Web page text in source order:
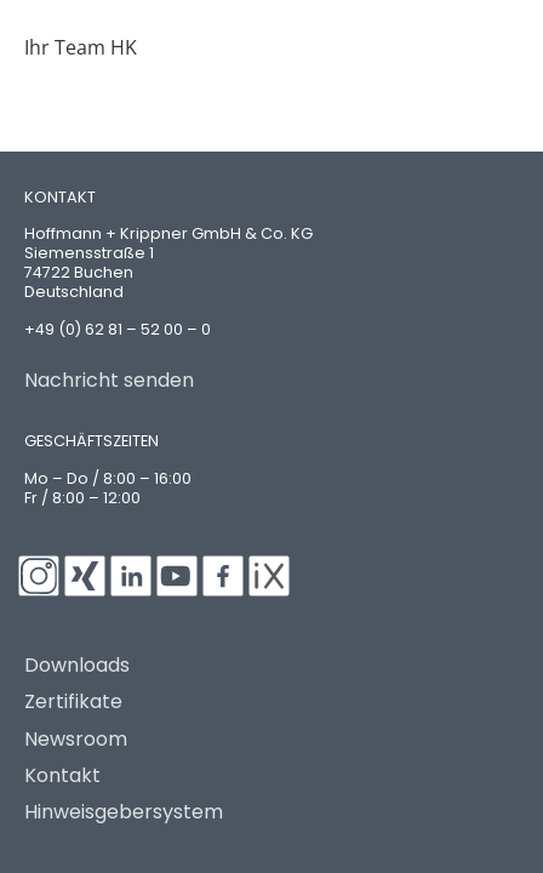
Ihr Team HK
KONTAKT
Hoffmann + Krippner GmbH & Co. KG
Siemensstraße 1
74722 Buchen
Deutschland
+49 (0) 62 81 – 52 00 – 0
Nachricht senden
GESCHÄFTSZEITEN
Mo – Do / 8:00 – 16:00
Fr / 8:00 – 12:00
Downloads
Zertifikate
Newsroom
Kontakt
Hinweisgebersystem